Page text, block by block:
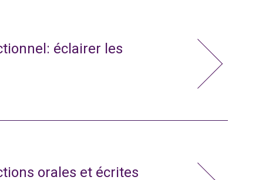
éclairer les
orales et écrites